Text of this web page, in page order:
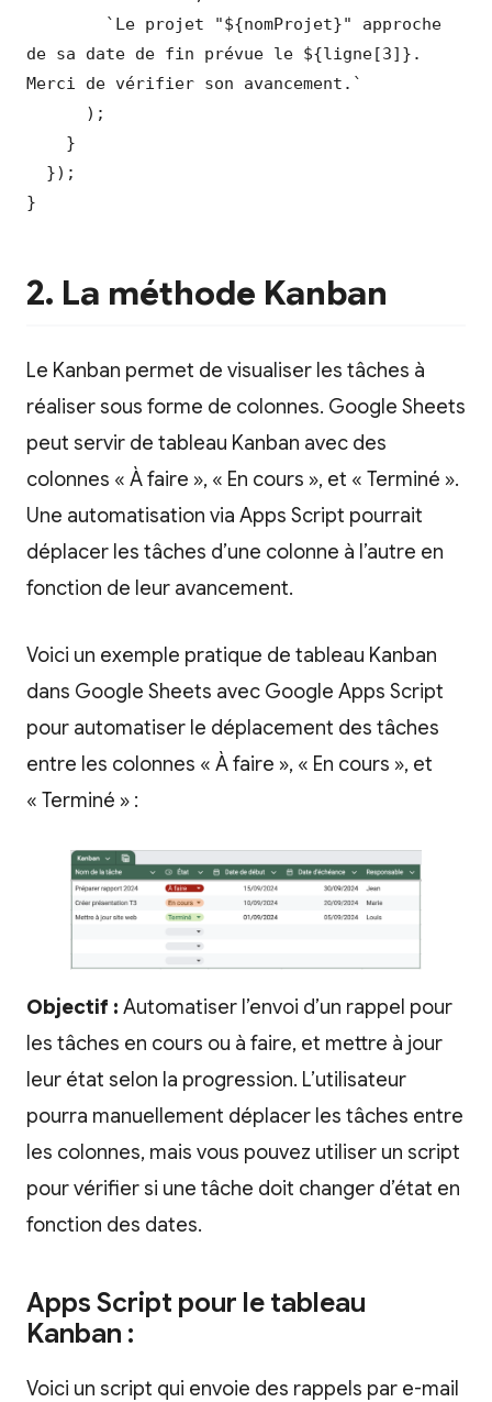
de sa date de fin prévue le ${ligne[3]}.
Merci de vérifier son avancement.`
}
2. La méthode Kanban
Le Kanban permet de visualiser les tâches à
réaliser sous forme de colonnes. Google Sheets
peut servir de tableau Kanban avec des
colonnes « À faire », « En cours », et « Terminé ».
Une automatisation via Apps Script pourrait
déplacer les tâches d’une colonne à l’autre en
fonction de leur avancement.
Voici un exemple pratique de tableau Kanban
dans Google Sheets avec Google Apps Script
pour automatiser le déplacement des tâches
entre les colonnes « À faire », « En cours », et
« Terminé » :
Objectif : Automatiser l’envoi d’un rappel pour
les tâches en cours ou à faire, et mettre à jour
leur état selon la progression. L’utilisateur
pourra manuellement déplacer les tâches entre
les colonnes, mais vous pouvez utiliser un script
pour vérifier si une tâche doit changer d’état en
fonction des dates.
Apps Script pour le tableau
Kanban :
Voici un script qui envoie des rappels par e-mail